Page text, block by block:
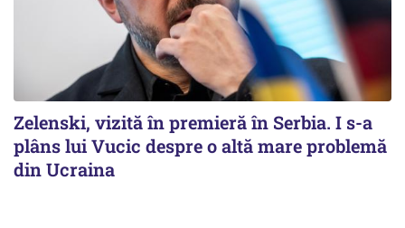
Zelenski, vizită în premieră în Serbia. I s-a
plâns lui Vucic despre o altă mare problemă
din Ucraina